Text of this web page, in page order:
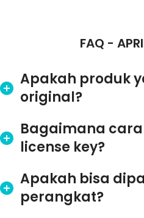
FAQ -
Apakah produk
original?
Bagaimana
license key?
Apakah bisa
perangkat?